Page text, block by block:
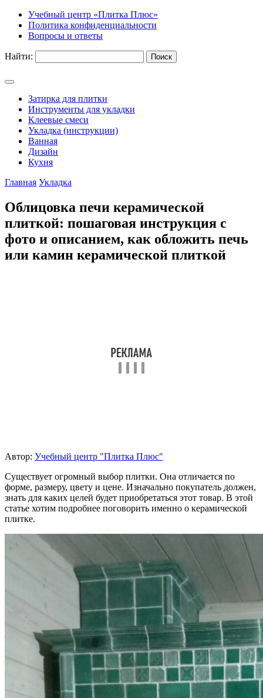
Учебный центр «Плитка Плюс»
Политика конфиденциальности
Вопросы и ответы
Найти:
Затирка для плитки
Инструменты для укладки
Клеевые смеси
Укладка (инструкции)
Ванная
Дизайн
Кухня
Главная Укладка
Облицовка печи керамической
плиткой: пошаговая инструкция с
фото и описанием, как обложить печь
или камин керамической плиткой
Автор: Учебный центр "Плитка Плюс"
Существует огромный выбор плитки. Она отличается по
форме, размеру, цвету и цене. Изначально покупатель должен,
знать для каких целей будет приобретаться этот товар. В этой
статье хотим подробнее поговорить именно о керамической
плитке.